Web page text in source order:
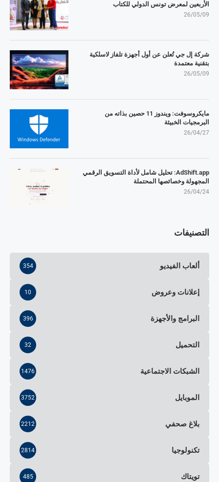
الأربعين لمعرض تونس الدولي للكتاب
26/05/09
شركة إل جي تُعلن عن أول أجهزة تلفاز لاسلكية
بتقنية معتمدة
26/05/09
مايكروسوفت: ويندوز 11 حصين بذاته من
البرمجيات الخبيثة
26/04/27
AdShift.app: تحليل شامل لأداة التسويق الرقمي
المجهولة وخصائصها المحتملة
26/04/24
التصنيفات
ألعاب الفيديو 354
إعلانات وعروض 10
البرامج والأجهزة 396
التحميل 32
الشبكات الاجتماعية 1476
الموبايل 3752
بلاغ صحفي 2212
تكنولوجيا 2814
تويتاك 485